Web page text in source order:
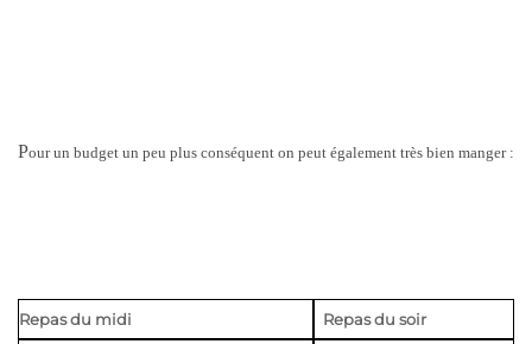
Pour un budget un peu plus conséquent on peut également très bien manger :
Repas du midi Repas du soir